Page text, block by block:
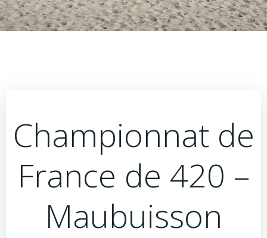
Championnat de
France de 420 –
Maubuisson